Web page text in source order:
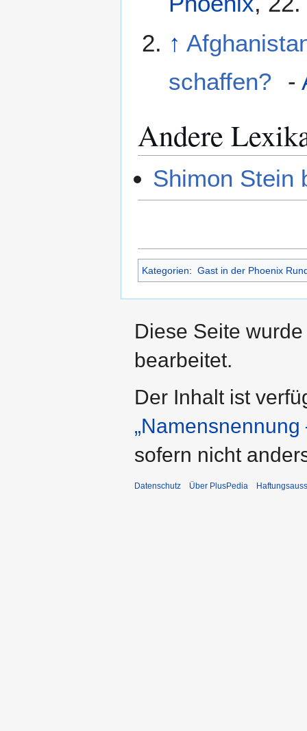
↑
schaffen?
-
Andere
Shimon Stein
Kategorien: Gast in der Phoenix
Diese Seite
bearbeitet.
Der Inhalt ist
sofern nicht
Datenschutz Über PlusPedia